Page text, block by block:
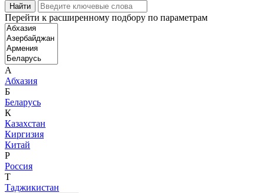
Перейти к расширенному подбору по параметрам
А
Абхазия
Б
Беларусь
К
Казахстан
Киргизия
Китай
Р
Россия
Т
Таджикистан